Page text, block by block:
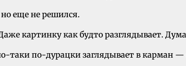
еще не решился.
картинку как будто разглядывает.
таки по-дурацки заглядывает в карман —